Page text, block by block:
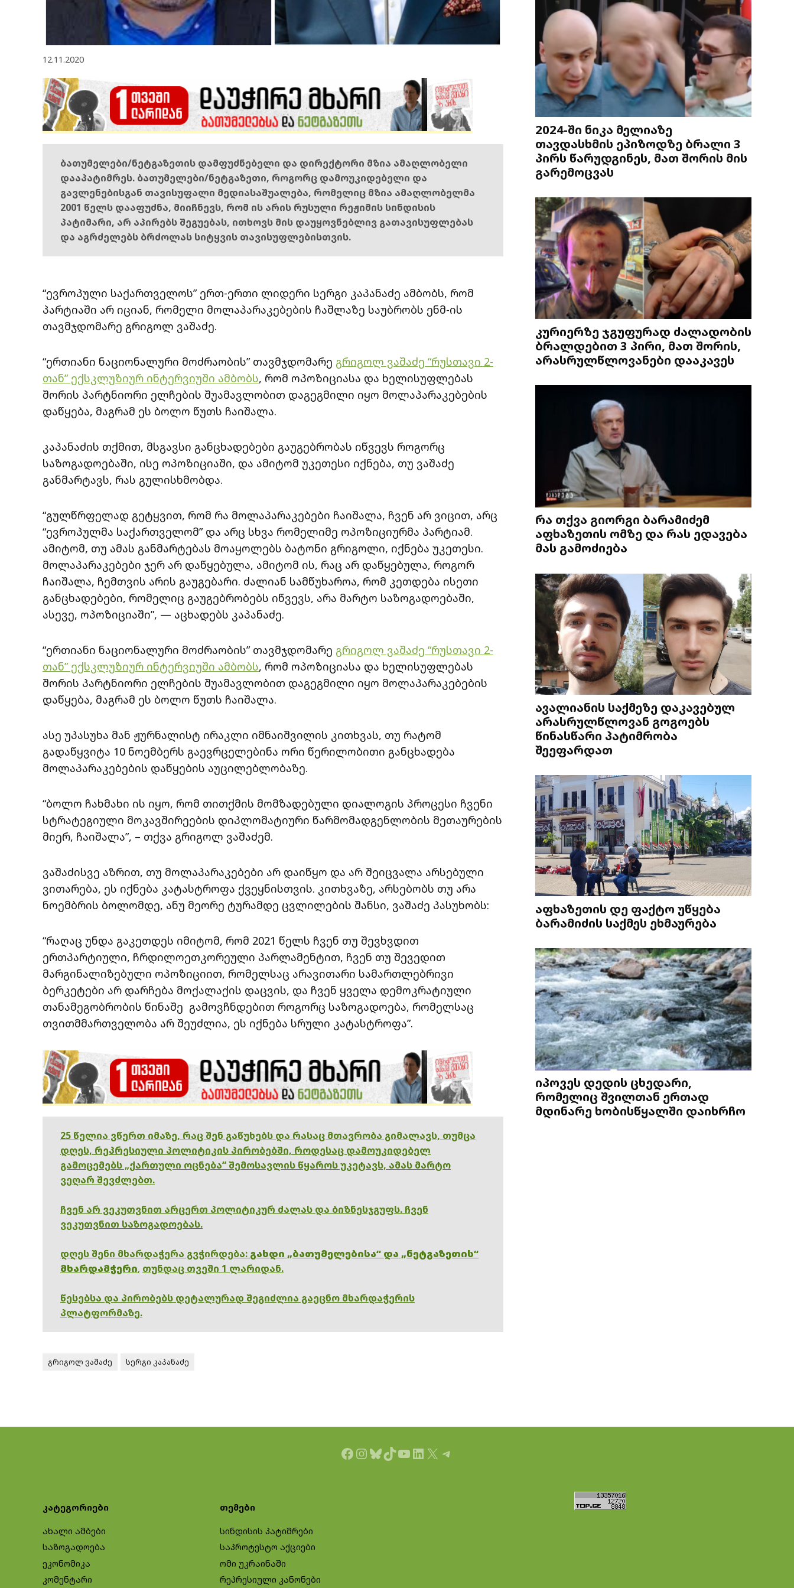
12.11.2020
ბათუმელები/ნეტგაზეთის დამფუძნებელი და დირექტორი მზია ამაღლობელი
დააპატიმრეს. ბათუმელები/ნეტგაზეთი, როგორც დამოუკიდებელი და
გავლენებისგან თავისუფალი მედიასაშუალება, რომელიც მზია ამაღლობელმა
2001 წელს დააფუძნა, მიიჩნევს, რომ ის არის რუსული რეჟიმის სინდისის
პატიმარი, არ აპირებს შეგუებას, ითხოვს მის დაუყოვნებლივ გათავისუფლებას
და აგრძელებს ბრძოლას სიტყვის თავისუფლებისთვის.
“ევროპული საქართველოს” ერთ-ერთი ლიდერი სერგი კაპანაძე ამბობს, რომ
პარტიაში არ იციან, რომელი მოლაპარაკებების ჩაშლაზე საუბრობს ენმ-ის
თავმჯდომარე გრიგოლ ვაშაძე.
“ერთიანი ნაციონალური მოძრაობის” თავმჯდომარე გრიგოლ ვაშაძე “რუსთავი 2-
თან” ექსკლუზიურ ინტერვიუში ამბობს, რომ ოპოზიციასა და ხელისუფლებას
შორის პარტნიორი ელჩების შუამავლობით დაგეგმილი იყო მოლაპარაკებების
დაწყება, მაგრამ ეს ბოლო წუთს ჩაიშალა.
კაპანაძის თქმით, მსგავსი განცხადებები გაუგებრობას იწვევს როგორც
საზოგადოებაში, ისე ოპოზიციაში, და ამიტომ უკეთესი იქნება, თუ ვაშაძე
განმარტავს, რას გულისხმობდა.
“გულწრფელად გეტყვით, რომ რა მოლაპარაკებები ჩაიშალა, ჩვენ არ ვიცით, არც
“ევროპულმა საქართველომ” და არც სხვა რომელიმე ოპოზიციურმა პარტიამ.
ამიტომ, თუ ამას განმარტებას მოაყოლებს ბატონი გრიგოლი, იქნება უკეთესი.
მოლაპარაკებები ჯერ არ დაწყებულა, ამიტომ ის, რაც არ დაწყებულა, როგორ
ჩაიშალა, ჩემთვის არის გაუგებარი. ძალიან სამწუხაროა, რომ კეთდება ისეთი
განცხადებები, რომელიც გაუგებრობებს იწვევს, არა მარტო საზოგადოებაში,
ასევე, ოპოზიციაში”, — აცხადებს კაპანაძე.
“ერთიანი ნაციონალური მოძრაობის” თავმჯდომარე გრიგოლ ვაშაძე “რუსთავი 2-
თან” ექსკლუზიურ ინტერვიუში ამბობს, რომ ოპოზიციასა და ხელისუფლებას
შორის პარტნიორი ელჩების შუამავლობით დაგეგმილი იყო მოლაპარაკებების
დაწყება, მაგრამ ეს ბოლო წუთს ჩაიშალა.
ასე უპასუხა მან ჟურნალისტ ირაკლი იმნაიშვილის კითხვას, თუ რატომ
გადაწყვიტა 10 ნოემბერს გაევრცელებინა ორი წერილობითი განცხადება
მოლაპარაკებების დაწყების აუცილებლობაზე.
“ბოლო ჩახმახი ის იყო, რომ თითქმის მომზადებული დიალოგის პროცესი ჩვენი
სტრატეგიული მოკავშირეების დიპლომატიური წარმომადგენლობის მეთაურების
მიერ, ჩაიშალა”, – თქვა გრიგოლ ვაშაძემ.
ვაშაძისვე აზრით, თუ მოლაპარაკებები არ დაიწყო და არ შეიცვალა არსებული
ვითარება, ეს იქნება კატასტროფა ქვეყნისთვის. კითხვაზე, არსებობს თუ არა
ნოემბრის ბოლომდე, ანუ მეორე ტურამდე ცვლილების შანსი, ვაშაძე პასუხობს:
“რაღაც უნდა გაკეთდეს იმიტომ, რომ 2021 წელს ჩვენ თუ შევხვდით
ერთპარტიული, ჩრდილოეთკორეული პარლამენტით, ჩვენ თუ შევედით
მარგინალიზებული ოპოზიციით, რომელსაც არავითარი სამართლებრივი
ბერკეტები არ დარჩება მოქალაქის დაცვის, და ჩვენ ყველა დემოკრატიული
თანამეგობრობის წინაშე გამოვჩნდებით როგორც საზოგადოება, რომელსაც
თვითმმართველობა არ შეუძლია, ეს იქნება სრული კატასტროფა”.
25 წელია ვწერთ იმაზე, რაც შენ გაწუხებს და რასაც მთავრობა გიმალავს, თუმცა
დღეს, რეპრესიული პოლიტიკის პირობებში, როდესაც დამოუკიდებელ
გამოცემებს „ქართული ოცნება“ შემოსავლის წყაროს უკეტავს, ამას მარტო
ვეღარ შევძლებთ.
ჩვენ არ ვეკუთვნით არცერთ პოლიტიკურ ძალას და ბიზნესჯგუფს. ჩვენ
ვეკუთვნით საზოგადოებას.
დღეს შენი მხარდაჭერა გვჭირდება: გახდი „ბათუმელებისა“ და „ნეტგაზეთის“
მხარდამჭერი, თუნდაც თვეში 1 ლარიდან.
წესებსა და პირობებს დეტალურად შეგიძლია გაეცნო მხარდაჭერის
პლატფორმაზე.
გრიგოლ ვაშაძე სერგი კაპანაძე
2024-ში ნიკა მელიაზე
თავდასხმის ეპიზოდზე ბრალი 3
პირს წარუდგინეს, მათ შორის მის
გარემოცვას
კურიერზე ჯგუფურად ძალადობის
ბრალდებით 3 პირი, მათ შორის,
არასრულწლოვანები დააკავეს
რა თქვა გიორგი ბარამიძემ
აფხაზეთის ომზე და რას ედავება
მას გამოძიება
ავალიანის საქმეზე დაკავებულ
არასრულწლოვან გოგოებს
წინასწარი პატიმრობა
შეეფარდათ
აფხაზეთის დე ფაქტო უწყება
ბარამიძის საქმეს ეხმაურება
იპოვეს დედის ცხედარი,
რომელიც შვილთან ერთად
მდინარე ხობისწყალში დაიხრჩო
Facebook
Instagram
Bluesky
TikTok
YouTube
LinkedIn
X Telegram
კატეგორიები
ახალი ამბები
საზოგადოება
ეკონომიკა
კომენტარი
თემები
სინდისის პატიმრები
საპროტესტო აქციები
ომი უკრაინაში
რეპრესიული კანონები